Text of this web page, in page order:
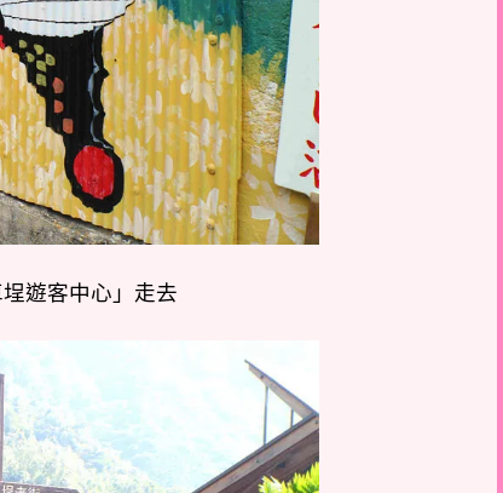
遊客中心」走去